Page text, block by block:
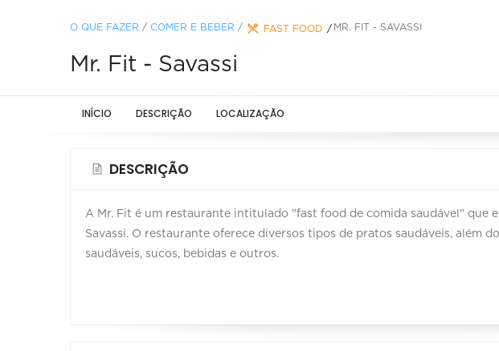
O QUE FAZER / COMER E BEBER / FAST FOOD MR. FIT - SAVASSI
Mr. Fit - Savassi
INÍCIO DESCRIÇÃO LOCALIZAÇÃO
DESCRIÇÃO
A Mr. Fit é um restaurante intitulado "fast food de comida saudável" que
Savassi. O restaurante oferece diversos tipos de pratos saudáveis, além
saudáveis, sucos, bebidas e outros.